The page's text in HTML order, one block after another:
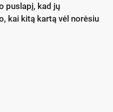
puslapį, kad jų
kai kitą kartą vėl norėsiu